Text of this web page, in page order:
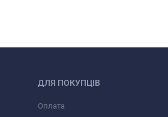
ДЛЯ ПОКУПЦІВ
Оплата